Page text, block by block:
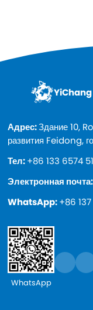
Адрес:Здание 10,
развития Feidong,
Тел:+86 133 6574
Электронная
WhatsApp:+86
WhatsApp